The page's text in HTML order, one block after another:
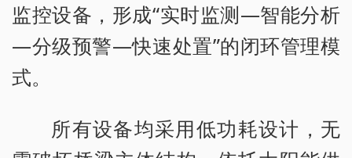
监控设备，形成“实时监测—智能分析
—分级预警—快速处置”的闭环管理模
式。
所有设备均采用低功耗设计，无